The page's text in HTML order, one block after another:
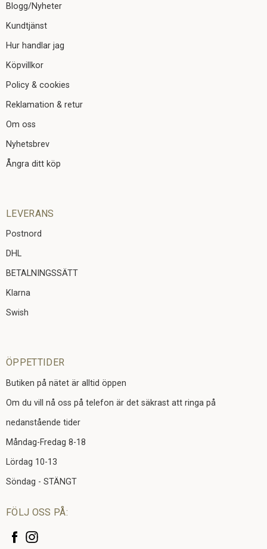
Blogg/Nyheter
Kundtjänst
Hur handlar jag
Köpvillkor
Policy & cookies
Reklamation & retur
Om oss
Nyhetsbrev
Ångra ditt köp
LEVERANS
Postnord
DHL
BETALNINGSSÄTT
Klarna
Swish
ÖPPETTIDER
Butiken på nätet är alltid öppen
Om du vill nå oss på telefon är det säkrast att ringa på
nedanstående tider
Måndag-Fredag 8-18
Lördag 10-13
Söndag - STÄNGT
FÖLJ OSS PÅ: